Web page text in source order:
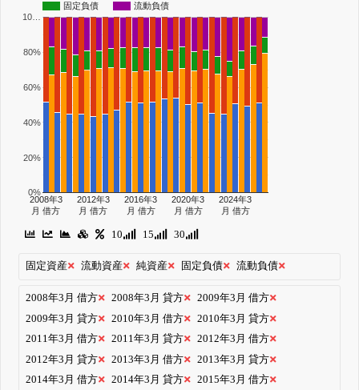
固定負債
流動負債
2008年3
月 借方
2012年3
月 借方
2016年3
月 借方
2020年3
月 借方
2024年3
月 借方
0%
20%
40%
60%
80%
10…
10 15 30
固定資産 流動資産 純資産 固定負債 流動負債
2008年3月 借方 2008年3月 貸方
2009年3月 借方
2009年3月 貸方
2010年3月 借方
2010年3月 貸方
2011年3月 借方
2011年3月 貸方
2012年3月 借方
2012年3月 貸方
2013年3月 借方
2013年3月 貸方
2014年3月 借方
2014年3月 貸方
2015年3月 借方